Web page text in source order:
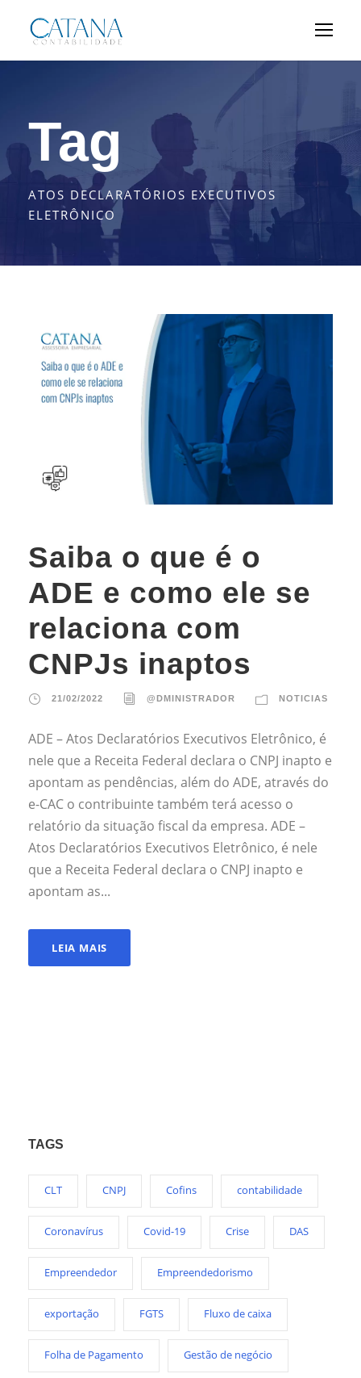
Tag
ATOS DECLARATÓRIOS EXECUTIVOS
ELETRÔNICO
Saiba o que é o
ADE e como ele se
relaciona com
CNPJs inaptos
21/02/2022 @DMINISTRADOR NOTICIAS
ADE – Atos Declaratórios Executivos Eletrônico, é
nele que a Receita Federal declara o CNPJ inapto e
apontam as pendências, além do ADE, através do
e-CAC o contribuinte também terá acesso o
relatório da situação fiscal da empresa. ADE –
Atos Declaratórios Executivos Eletrônico, é nele
que a Receita Federal declara o CNPJ inapto e
apontam as...
LEIA MAIS
TAGS
CLT CNPJ Cofins contabilidade
Coronavírus Covid-19 Crise DAS
Empreendedor Empreendedorismo
exportação FGTS Fluxo de caixa
Folha de Pagamento Gestão de negócio